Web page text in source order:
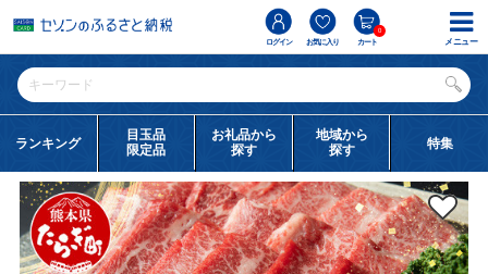
ログイン お気に入り カート
0
ランキング
目玉品
限定品
お礼品から
探す
地域から
探す
特集
メニュー